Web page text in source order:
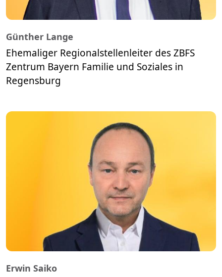
Günther Lange
Ehemaliger Regionalstellenleiter des ZBFS
Zentrum Bayern Familie und Soziales in
Regensburg
Erwin Saiko